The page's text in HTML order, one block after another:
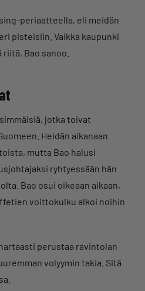
periaatteella, eli meidän
pisteisiin. Vaikka kaupunki
Bao sanoo.
jotka toivat
Heidän aikanaan
mutta Bao halusi
ryhtyessään hän
Bao osui oikeaan aikaan,
voittokulku alkoi noihin
perustaa ravintolan
volyymin takia. Sitä